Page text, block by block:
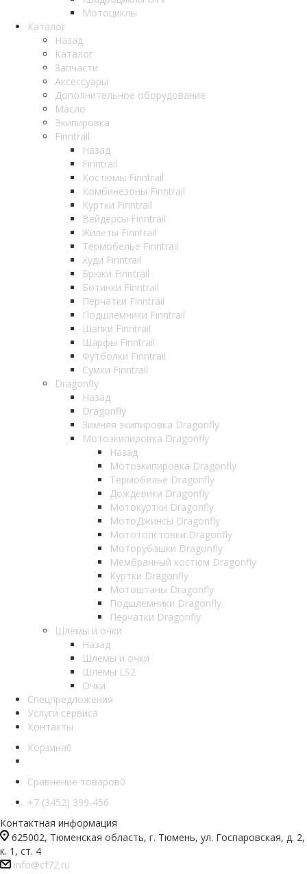
Мотоциклы
Каталог
Назад
Каталог
Запчасти
Аксессуары
Дополнительное оборудование
Масло
Экипировка
Finntrail
Назад
Finntrail
Костюмы Finntrail
Комбинезоны Finntrail
Куртки Finntrail
Вейдерсы Finntrail
Жилеты Finntrail
Термобелье Finntrail
Худи Finntrail
Брюки Finntrail
Ботинки Finntrail
Перчатки Finntrail
Подшлемники Finntrail
Шапки Finntrail
Шарфы Finntrail
Футболки Finntrail
Сумки Finntrail
Dragonfly
Назад
Dragonfly
Зимняя экипировка Dragonfly
Мотоэкипировка Dragonfly
Назад
Мотоэкипировка Dragonfly
Термобелье Dragonfly
Дождевики Dragonfly
Мотокуртки Dragonfly
МотоДжинсы Dragonfly
Мототолстовки Dragonfly
Моторубашки Dragonfly
Мембранный костюм Dragonfly
Куртки Dragonfly
Мотоштаны Dragonfly
Подшлемники Dragonfly
Перчатки Dragonfly
Шлемы и очки
Назад
Шлемы и очки
Шлемы LS2
Очки
Спецпредложения
Услуги сервиса
Контакты
Корзина0
Сравнение товаров0
+7 (3452) 399-456
Контактная информация
625002, Тюменская область, г. Тюмень, ул. Госпаровская, д. 2,
к. 1, ст. 4
info@cf72.ru